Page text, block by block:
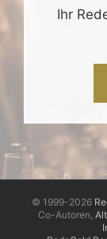
Ihr
© 1999-2026
Co-Autoren,